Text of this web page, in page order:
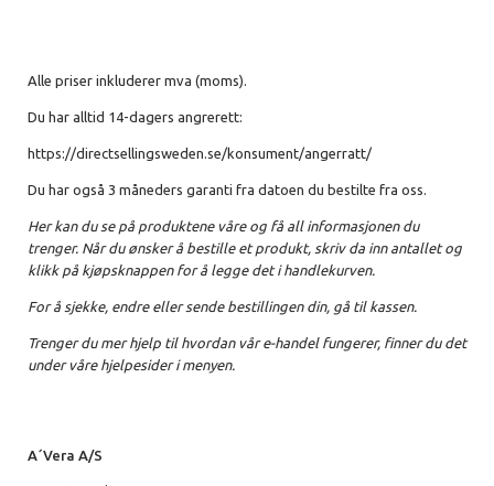
Alle priser inkluderer mva (moms).
Du har alltid 14-dagers angrerett:
https://directsellingsweden.se/konsument/angerratt/
Du har også 3 måneders garanti fra datoen du bestilte fra oss.
Her kan du se på produktene våre og få all informasjonen du
trenger. Når du ønsker å bestille et produkt, skriv da inn antallet og
klikk på kjøpsknappen for å legge det i handlekurven.
For å sjekke, endre eller sende bestillingen din, gå til kassen.
Trenger du mer hjelp til hvordan vår e-handel fungerer, finner du det
under våre hjelpesider i menyen.
A´Vera A/S